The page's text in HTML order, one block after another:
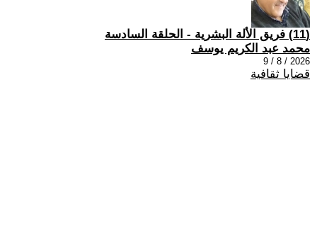
(11) فريق الألة البشرية - الحلقة السادسة
محمد عبد الكريم يوسف
2026 / 8 / 9
قضايا ثقافية